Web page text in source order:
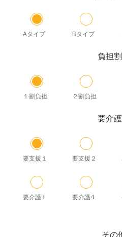
Aタイプ Bタイプ
負担
１割負担 ２割負担
要介
要支援１ 要支援２
要介護3 要介護4
その